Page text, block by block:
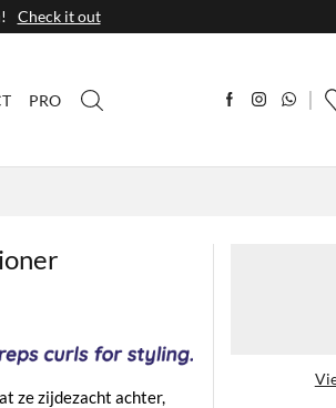
Check it out
PRO
ze zijdezacht achter,